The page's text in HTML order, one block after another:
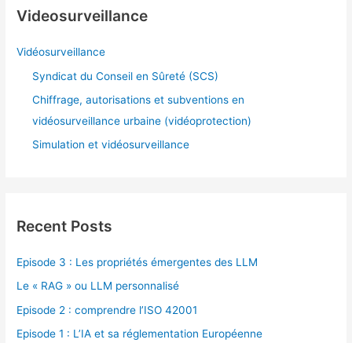
Videosurveillance
Vidéosurveillance
Syndicat du Conseil en Sûreté (SCS)
Chiffrage, autorisations et subventions en
vidéosurveillance urbaine (vidéoprotection)
Simulation et vidéosurveillance
Recent Posts
Episode 3 : Les propriétés émergentes des LLM
Le « RAG » ou LLM personnalisé
Episode 2 : comprendre l’ISO 42001
Episode 1 : L’IA et sa réglementation Européenne